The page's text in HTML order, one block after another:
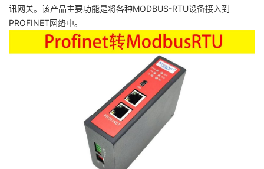
讯网关。该产品主要功能是将各种MODBUS-RTU设备接入到
PROFINET网络中。